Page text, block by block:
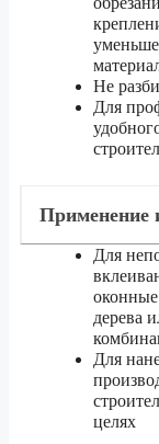
Не
Для
Применение
Для
дерева
Для
целях